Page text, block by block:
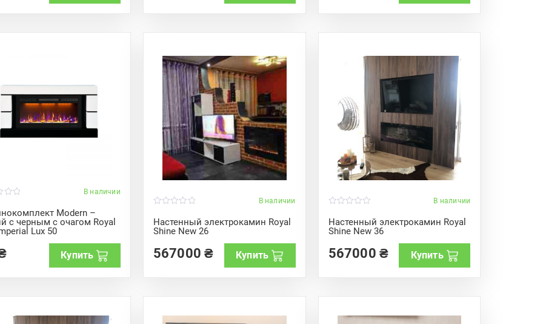
В наличии
Modern –
с черным с очагом Royal
Lux 50
Купить
В наличии
Настенный электрокамин Royal
Shine New 26
o
u
t
f
5
567000₴ Купить
В наличии
Настенный электрокамин Royal
Shine New 36
o
u
t
f
5
567000 ₴ Купить